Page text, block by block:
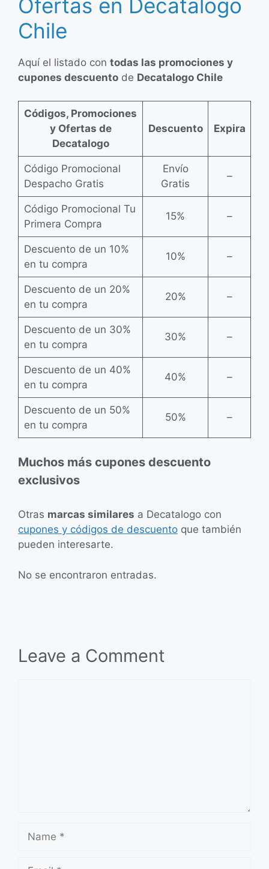
Ofertas en Decatalogo
Chile
Aquí el listado con todas las promociones y
cupones descuento de Decatalogo Chile
Códigos, Promociones
y Ofertas de
Decatalogo
Descuento Expira
Código Promocional
Despacho Gratis
Envío
Gratis
–
Código Promocional Tu
Primera Compra
15% –
Descuento de un 10%
en tu compra
10% –
Descuento de un 20%
en tu compra
20% –
Descuento de un 30%
en tu compra
30% –
Descuento de un 40%
en tu compra
40% –
Descuento de un 50%
en tu compra
50% –
Muchos más cupones descuento
exclusivos
Otras marcas similares a Decatalogo con
cupones y códigos de descuento que también
pueden interesarte.
No se encontraron entradas.
Leave a Comment